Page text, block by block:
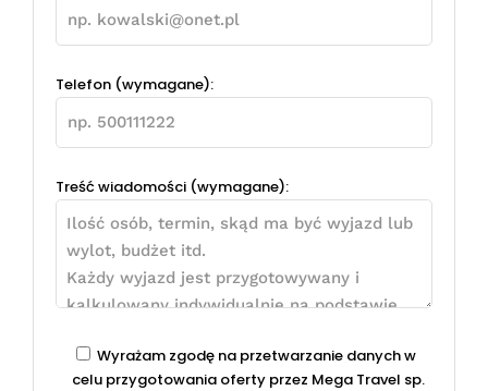
Telefon (wymagane):
Treść wiadomości (wymagane):
Wyrażam zgodę na przetwarzanie danych w
celu przygotowania oferty przez Mega Travel sp.